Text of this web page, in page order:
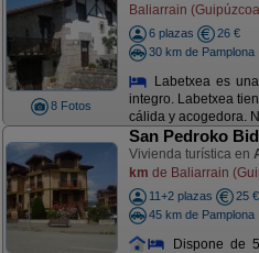
8 Fotos
Baliarrain
6 plazas
26 €
30 km de Pamplona
Labetxea es
integro. Labetxea
cálida y acogedora.
San Pedroko
Vivienda turística en
km de Baliarrain
11+2 plazas
25 €
45 km de Pamplona
Dispone de